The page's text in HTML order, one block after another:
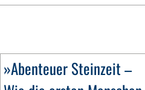
»Abenteuer Steinzeit –